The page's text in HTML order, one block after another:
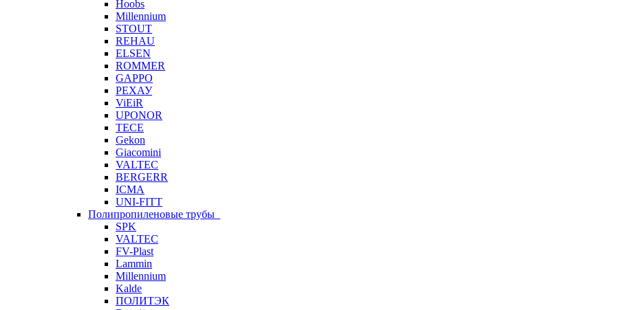
Hoobs
Millennium
STOUT
REHAU
ELSEN
ROMMER
GAPPO
РЕХАУ
ViEiR
UPONOR
TECE
Gekon
Giacomini
VALTEC
BERGERR
ICMA
UNI-FITT
Полипропиленовые трубы
SPK
VALTEC
FV-Plast
Lammin
Millennium
Kalde
ПОЛИТЭК